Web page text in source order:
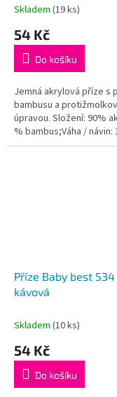
Skladem (19 ks)
54 Kč
Do košíku
Jemná akrylová příze s
bambusu a
úpravou. Složení: 90%
% bambus;Váha / návin:
240 m;Doporučená
Příze Baby best
kávová
Skladem (10 ks)
54 Kč
Do košíku